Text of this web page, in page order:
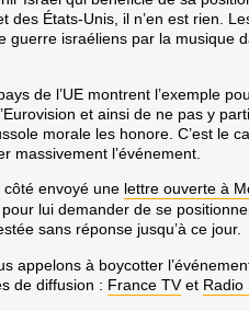
des États-Unis, il n’en est rien.
guerre israéliens par la musique
de l’UE montrent l’exemple
et ainsi de ne pas y
morale les honore . C’est le
massivement l’événement.
envoyé une lettre ouverte à
lui demander de se
sans réponse jusqu’à ce jour.
appelons à boycotter
de diffusion : France TVet Radio